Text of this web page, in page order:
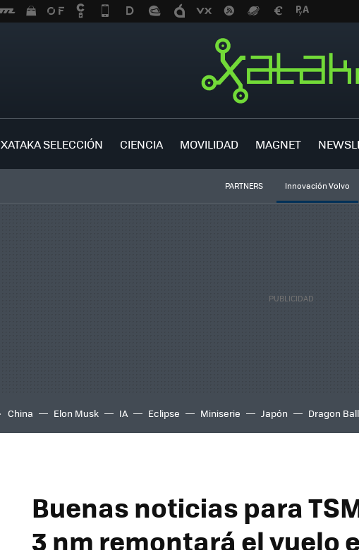
XATAKA SELECCIÓN CIENCIA MOVILIDAD MAGNET
PARTNERS Innovación Volvo
China Elon Musk IA Eclipse Miniserie Japón Dragon
Buenas noticias para
3 nm remontará el vuelo